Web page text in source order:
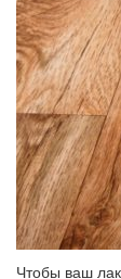
Чтобы ваш